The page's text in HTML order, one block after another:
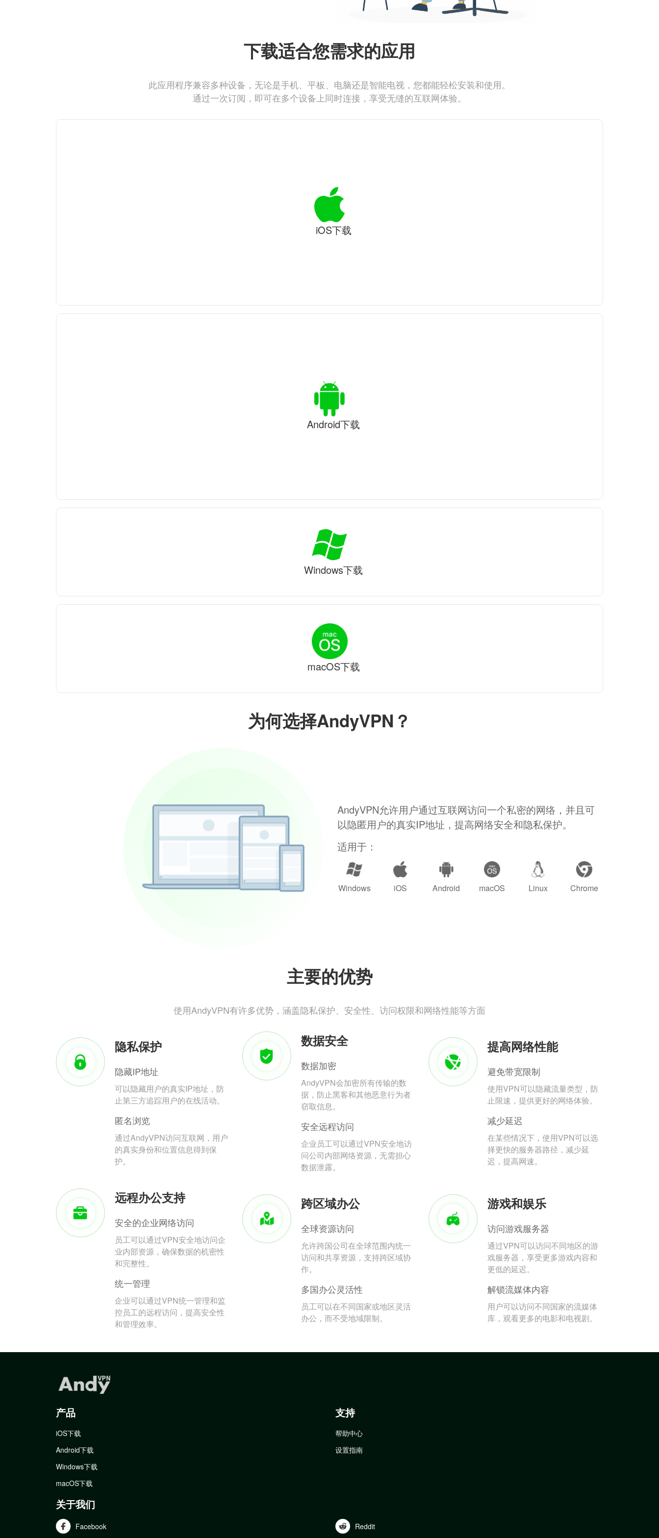
为何选择AndyVPN？
AndyVPN允许用户通过互联网访问一个私密的网络，并且可
以隐匿用户的真实IP地址，提高网络安全和隐私保护。
适用于：
Windows iOS Android macOS Linux Chrome
主要的优势
使用AndyVPN有许多优势，涵盖隐私保护、安全性、访问权限和网络性能等方面
隐私保护
隐藏IP地址
可以隐藏用户的真实IP地址，防
止第三方追踪用户的在线活动。
匿名浏览
通过AndyVPN访问互联网，用户
的真实身份和位置信息得到保
护。
数据安全
数据加密
AndyVPN会加密所有传输的数
据，防止黑客和其他恶意行为者
窃取信息。
安全远程访问
企业员工可以通过VPN安全地访
问公司内部网络资源，无需担心
数据泄露。
提高网络性能
避免带宽限制
使用VPN可以隐藏流量类型，防
止限速，提供更好的网络体验。
减少延迟
在某些情况下，使用VPN可以选
择更快的服务器路径，减少延
迟，提高网速。
远程办公支持
安全的企业网络访问
员工可以通过VPN安全地访问企
业内部资源，确保数据的机密性
和完整性。
统一管理
企业可以通过VPN统一管理和监
控员工的远程访问，提高安全性
和管理效率。
跨区域办公
全球资源访问
允许跨国公司在全球范围内统一
访问和共享资源，支持跨区域协
作。
多国办公灵活性
员工可以在不同国家或地区灵活
办公，而不受地域限制。
游戏和娱乐
访问游戏服务器
通过VPN可以访问不同地区的游
戏服务器，享受更多游戏内容和
更低的延迟。
解锁流媒体内容
用户可以访问不同国家的流媒体
库，观看更多的电影和电视剧。
下载适合您需求的应用
此应用程序兼容多种设备，无论是手机、平板、电脑还是智能电视，您都能轻松安装和使用。
通过一次订阅，即可在多个设备上同时连接，享受无缝的互联网体验。
iOS下载
Android下载
Windows下载
macOS下载
产品
iOS下载
Android下载
Windows下载
macOS下载
支持
帮助中心
设置指南
关于我们
Facebook Reddit